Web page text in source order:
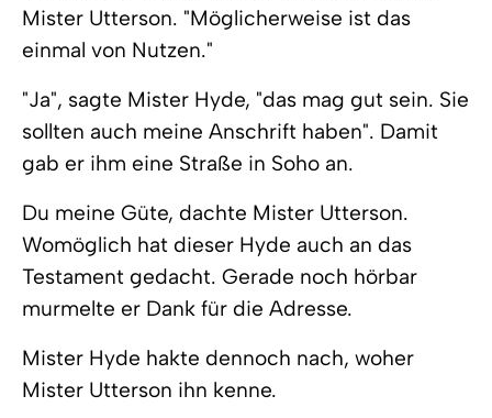
Mister Utterson. "Möglicherweise ist das
einmal von Nutzen."
"Ja", sagte Mister Hyde, "das mag gut sein. Sie
sollten auch meine Anschrift haben". Damit
gab er ihm eine Straße in Soho an.
Du meine Güte, dachte Mister Utterson.
Womöglich hat dieser Hyde auch an das
Testament gedacht. Gerade noch hörbar
murmelte er Dank für die Adresse.
Mister Hyde hakte dennoch nach, woher
Mister Utterson ihn kenne.